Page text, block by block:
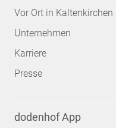
Vor Ort in Kaltenkirchen
Unternehmen
Karriere
Presse
dodenhof App